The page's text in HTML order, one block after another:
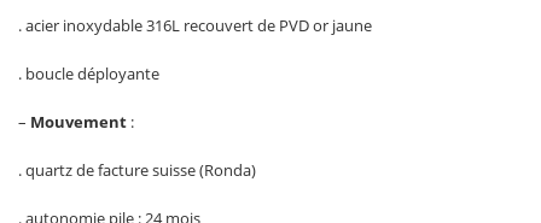
. acier inoxydable 316L recouvert de PVD or jaune
. boucle déployante
– Mouvement :
. quartz de facture suisse (Ronda)
. autonomie pile : 24 mois